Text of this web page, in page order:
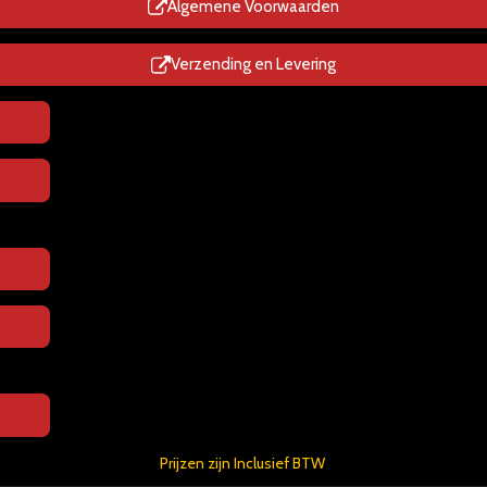
p
Algemene Voorwaarden
Verzending en Levering
Prijzen zijn Inclusief BTW